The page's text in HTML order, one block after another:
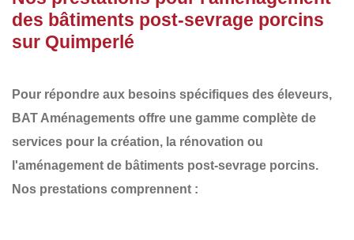
des bâtiments post-sevrage porcins
sur Quimperlé
Pour répondre aux besoins spécifiques des éleveurs,
BAT Aménagements offre une gamme complète de
services pour la création, la rénovation ou
l'aménagement de bâtiments post-sevrage porcins.
Nos prestations comprennent :